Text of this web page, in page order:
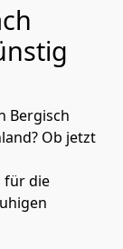
Bergisch
Ob jetzt
für die